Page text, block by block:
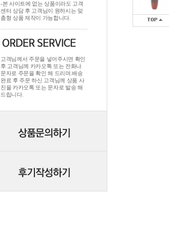
-본 사이트에 없는 상품이라도 고객
센터 상담 후 고객님이 원하시는 맞
춤형 상품 제작이 가능합니다.
고객님께서 주문을 넣어주시면 확인
후 고객님께 카카오톡 또는 전화나
문자로 주문을 확인 해 드리며.배송
완료 후 주문 하신 고객님께 상품 사
진을 카카오톡 또는 문자로 발송 해
드립니다.